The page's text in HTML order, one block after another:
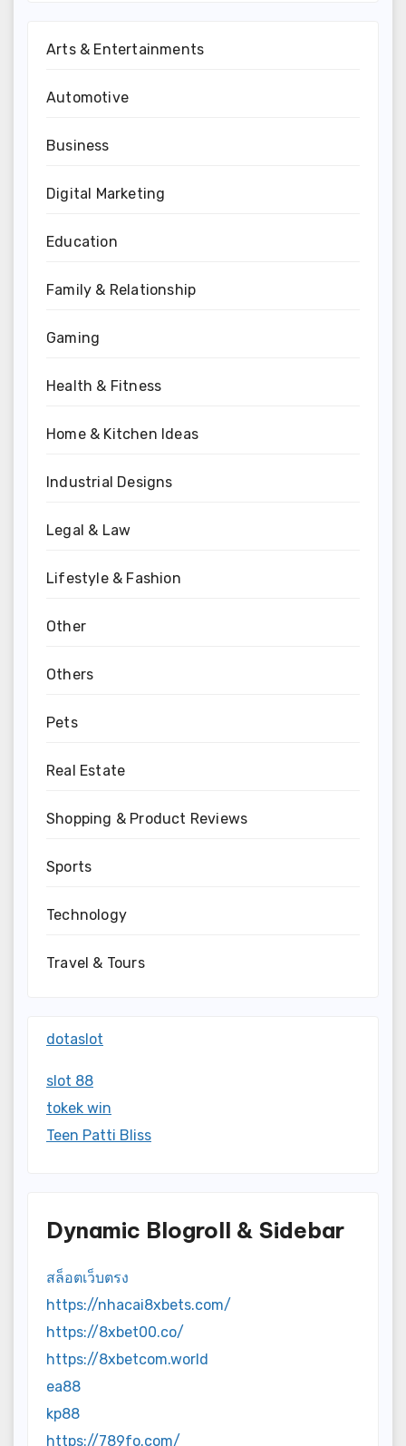
Arts & Entertainments
Automotive
Business
Digital Marketing
Education
Family & Relationship
Gaming
Health & Fitness
Home & Kitchen Ideas
Industrial Designs
Legal & Law
Lifestyle & Fashion
Other
Others
Pets
Real Estate
Shopping & Product Reviews
Sports
Technology
Travel & Tours
dotaslot
slot 88
tokek win
Teen Patti Bliss
Dynamic Blogroll & Sidebar
สล็อตเว็บตรง
https://nhacai8xbets.com/
https://8xbet00.co/
https://8xbetcom.world
ea88
kp88
https://789fo.com/